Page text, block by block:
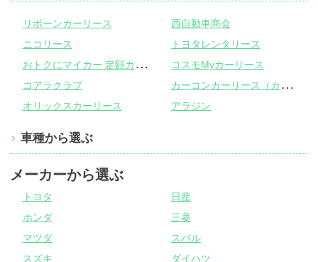
リボーンカーリース
西自動車商会
ニコリース
トヨタレンタリース
お
トクにマイカー 定額カルモくん
コスモMyカーリース
コアラクラブ
カ
ーコンカーリース（カーコンビニ倶楽部）
オリックスカーリース アラジン
車種から選ぶ
メーカーから選ぶ
トヨタ
日産
ホンダ
三菱
マツダ
スバル
スズキ
ダイハツ